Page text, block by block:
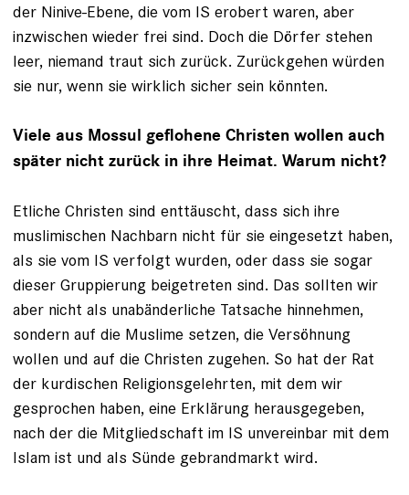
der Ninive-Ebene, die vom IS erobert waren, aber
inzwischen wieder frei sind. Doch die Dörfer stehen
leer, niemand traut sich zurück. Zurückgehen würden
sie nur, wenn sie wirklich sicher sein könnten.
Viele aus Mossul geflohene Christen wollen auch
später nicht zurück in ihre Heimat. Warum nicht?
Etliche Christen sind enttäuscht, dass sich ihre
muslimischen Nachbarn nicht für sie eingesetzt haben,
als sie vom IS verfolgt wurden, oder dass sie sogar
dieser ­Gruppierung beigetreten sind. Das sollten wir
aber nicht als unab­änderliche Tat­sache hinnehmen,
sondern auf die Muslime ­setzen, die Versöhnung
wollen und auf die Christen zugehen. So hat der Rat
der kurdischen Religionsgelehrten, mit dem wir
gesprochen haben, ­eine Erklärung heraus­gegeben,
nach der die Mitgliedschaft im IS unvereinbar mit dem
Islam ist und als Sünde gebrandmarkt wird.